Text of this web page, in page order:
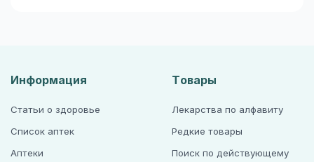
Информация
Статьи о здоровье
Список аптек
Аптеки
Товары
Лекарства по алфавиту
Редкие товары
Поиск по действующему